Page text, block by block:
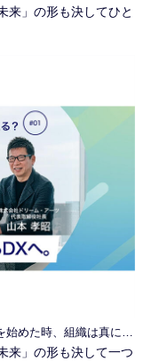
来」の形も決してひと
来」の形も決して一つ